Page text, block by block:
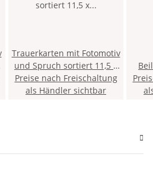
Trauerkarten mit Fotomotiv
und Spruch sortiert 11,5 x
17,5 cm
Preise nach Freischaltung
als Händler sichtbar